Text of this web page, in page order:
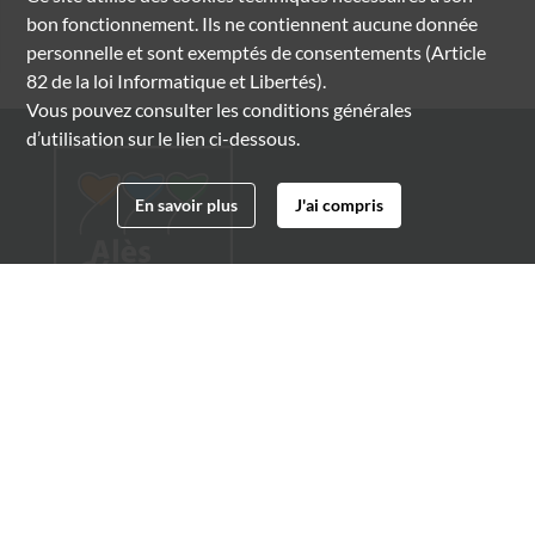
bon fonctionnement. Ils ne contiennent aucune donnée
personnelle et sont exemptés de consentements (Article
82 de la loi Informatique et Libertés).
Vous pouvez consulter les conditions générales
d’utilisation sur le lien ci-dessous.
En savoir plus J'ai compris